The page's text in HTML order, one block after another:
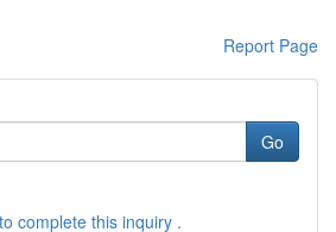
Report Page
Go
complete this inquiry .